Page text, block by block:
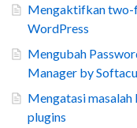
Mengaktifkan two-
WordPress
Mengubah
Manager by
Mengatasi
plugins